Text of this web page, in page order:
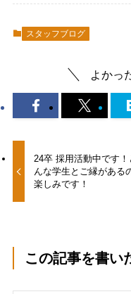
スタッフブログ
よかっ
24卒 採用活動中です！
んな学生とご縁がある
楽しみです！
この記事を書い